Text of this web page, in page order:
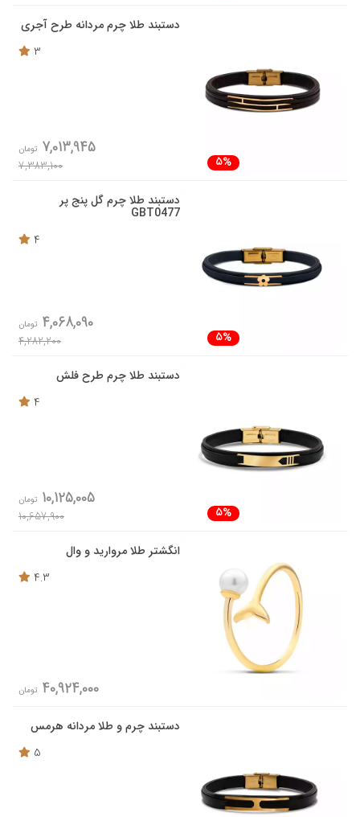
دستبند طلا چرم مردانه طرح آجری
3
5%
7,013,945 تومان
7,383,100
دستبند طلا چرم گل پنج پر
GBT0477
4
5%
4,068,090 تومان
4,282,200
دستبند طلا چرم طرح فلش
4
5%
10,125,005 تومان
10,657,900
انگشتر طلا مروارید و وال
4.3
40,924,000 تومان
دستبند چرم و طلا مردانه هرمس
5